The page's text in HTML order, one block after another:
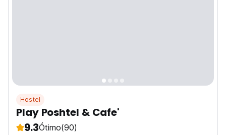
Hostel
Play Poshtel & Cafe'
9.3Ótimo(90)